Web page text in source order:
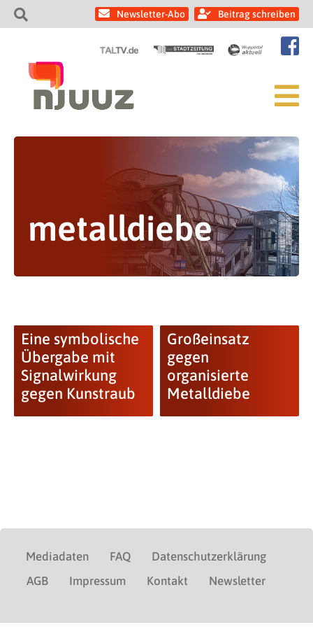
Newsletter-Abo Beitrag schreiben
metalldiebe
Eine symbolische
Übergabe mit
Signalwirkung
gegen Kunstraub
Großeinsatz
gegen
organisierte
Metalldiebe
Mediadaten FAQ
Datenschutzerklärung
AGB
Impressum Kontakt Newsletter